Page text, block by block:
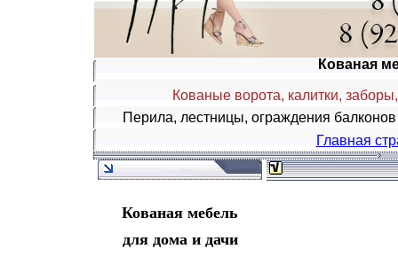
Кованая
Кованые ворота, калитки,
Перила, лестницы, ограждения балконов
Главная
Кованая мебель
для дома и дачи